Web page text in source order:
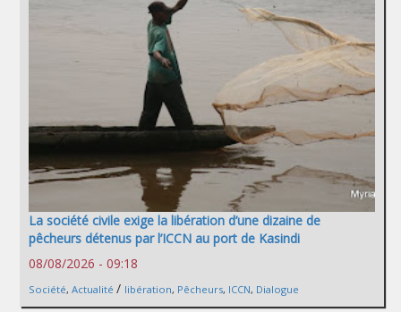
La société civile exige la libération d’une dizaine de
pêcheurs détenus par l’ICCN au port de Kasindi
08/08/2026 - 09:18
Société, Actualité / libération, Pêcheurs, ICCN, Dialogue